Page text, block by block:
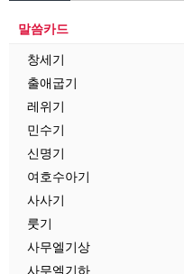
말씀카드
창세기
출애굽기
레위기
민수기
신명기
여호수아기
사사기
룻기
사무엘기상
사무엘기하